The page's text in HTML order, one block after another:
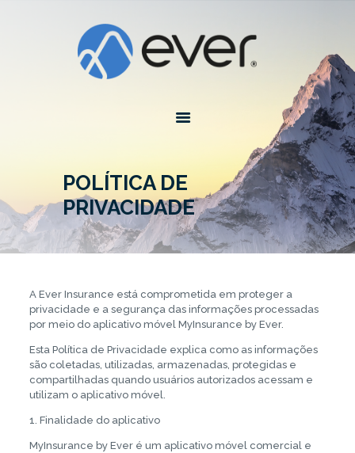
POLÍTICA DE
PRIVACIDADE
EVER INSURANCE
Global Assurance Forever
SOBRE EVER
CONTATO
FERRAMENTAS
EVERLASTING
PROVEDORES
EVER APP
A Ever Insurance está comprometida em proteger a
privacidade e a segurança das informações processadas
por meio do aplicativo móvel MyInsurance by Ever.
Esta Política de Privacidade explica como as informações
são coletadas, utilizadas, armazenadas, protegidas e
compartilhadas quando usuários autorizados acessam e
utilizam o aplicativo móvel.
1. Finalidade do aplicativo
MyInsurance by Ever é um aplicativo móvel comercial e